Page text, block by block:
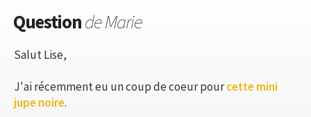
Questionde Marie
Salut Lise,
J'ai récemment eu un coup de coeur pourcette mini
jupe noire.